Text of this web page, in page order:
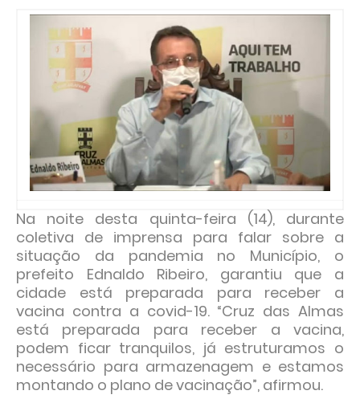
Na noite desta quinta-feira (14), durante
coletiva de imprensa para falar sobre a
situação da pandemia no Município, o
prefeito Ednaldo Ribeiro, garantiu que a
cidade está preparada para receber a
vacina contra a covid-19. “Cruz das Almas
está preparada para receber a vacina,
podem ficar tranquilos, já estruturamos o
necessário para armazenagem e estamos
montando o plano de vacinação”, afirmou.